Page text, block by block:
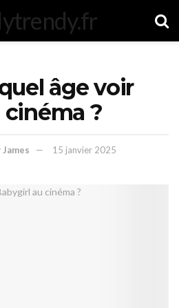
âge voir
?
15 janvier 2025